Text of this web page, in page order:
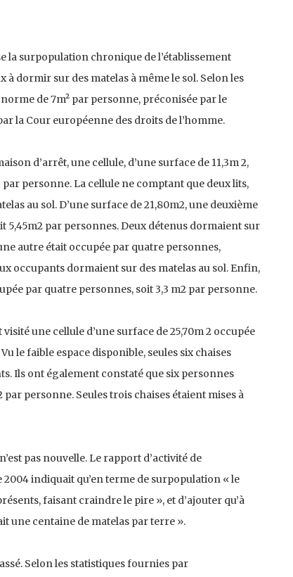
la surpopulation chronique de l’établissement
dormir sur des matelas à même le sol. Selon les
de 7m² par personne, préconisée par le
la Cour européenne des droits de l’homme.
d’arrêt, une cellule, d’une surface de 11,3m 2,
personne. La cellule ne comptant que deux lits,
au sol. D’une surface de 21,80m2, une deuxième
5,45m2 par personnes. Deux détenus dormaient sur
autre était occupée par quatre personnes,
occupants dormaient sur des matelas au sol. Enfin,
par quatre personnes, soit 3,3 m2 par personne.
une cellule d’une surface de 25,70m 2 occupée
le faible espace disponible, seules six chaises
Ils ont également constaté que six personnes
personne. Seules trois chaises étaient mises à
pas nouvelle. Le rapport d’activité de
indiquait qu’en terme de surpopulation « le
faisant craindre le pire », et d’ajouter qu’à
une centaine de matelas par terre ».
Selon les statistiques fournies par